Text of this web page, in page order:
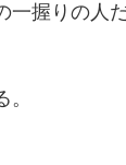
握りの人